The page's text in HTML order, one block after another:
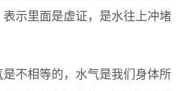
示里面是虚证，是水往上冲堵
不相等的，水气是我们身体所